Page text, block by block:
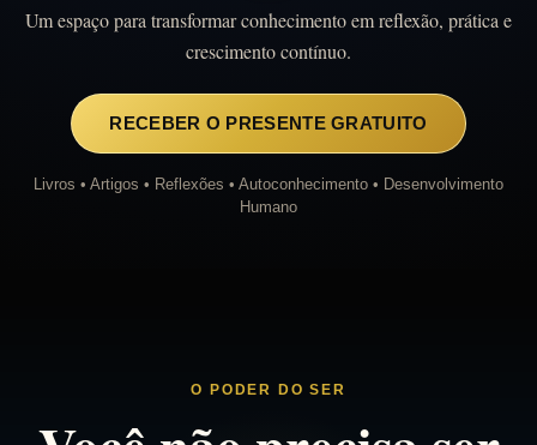
Um espaço para transformar conhecimento em reflexão, prática e
crescimento contínuo.
RECEBER O PRESENTE GRATUITO
Livros • Artigos • Reflexões • Autoconhecimento • Desenvolvimento
Humano
O PODER DO SER